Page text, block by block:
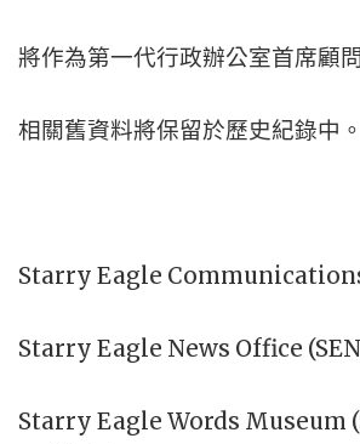
將作為第一代行政辦公室首席顧
相關舊資料將保留於歷史紀錄中。
Starry Eagle
Starry Eagle News Office
Starry Eagle Words Museum